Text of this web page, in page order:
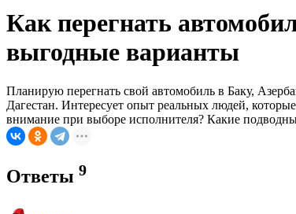
Как перегнать
выгодные варианты
Планирую перегнать свой автомобиль в Баку,
Дагестан. Интересует опыт реальных людей,
внимание при выборе исполнителя? Какие
Ответы 9